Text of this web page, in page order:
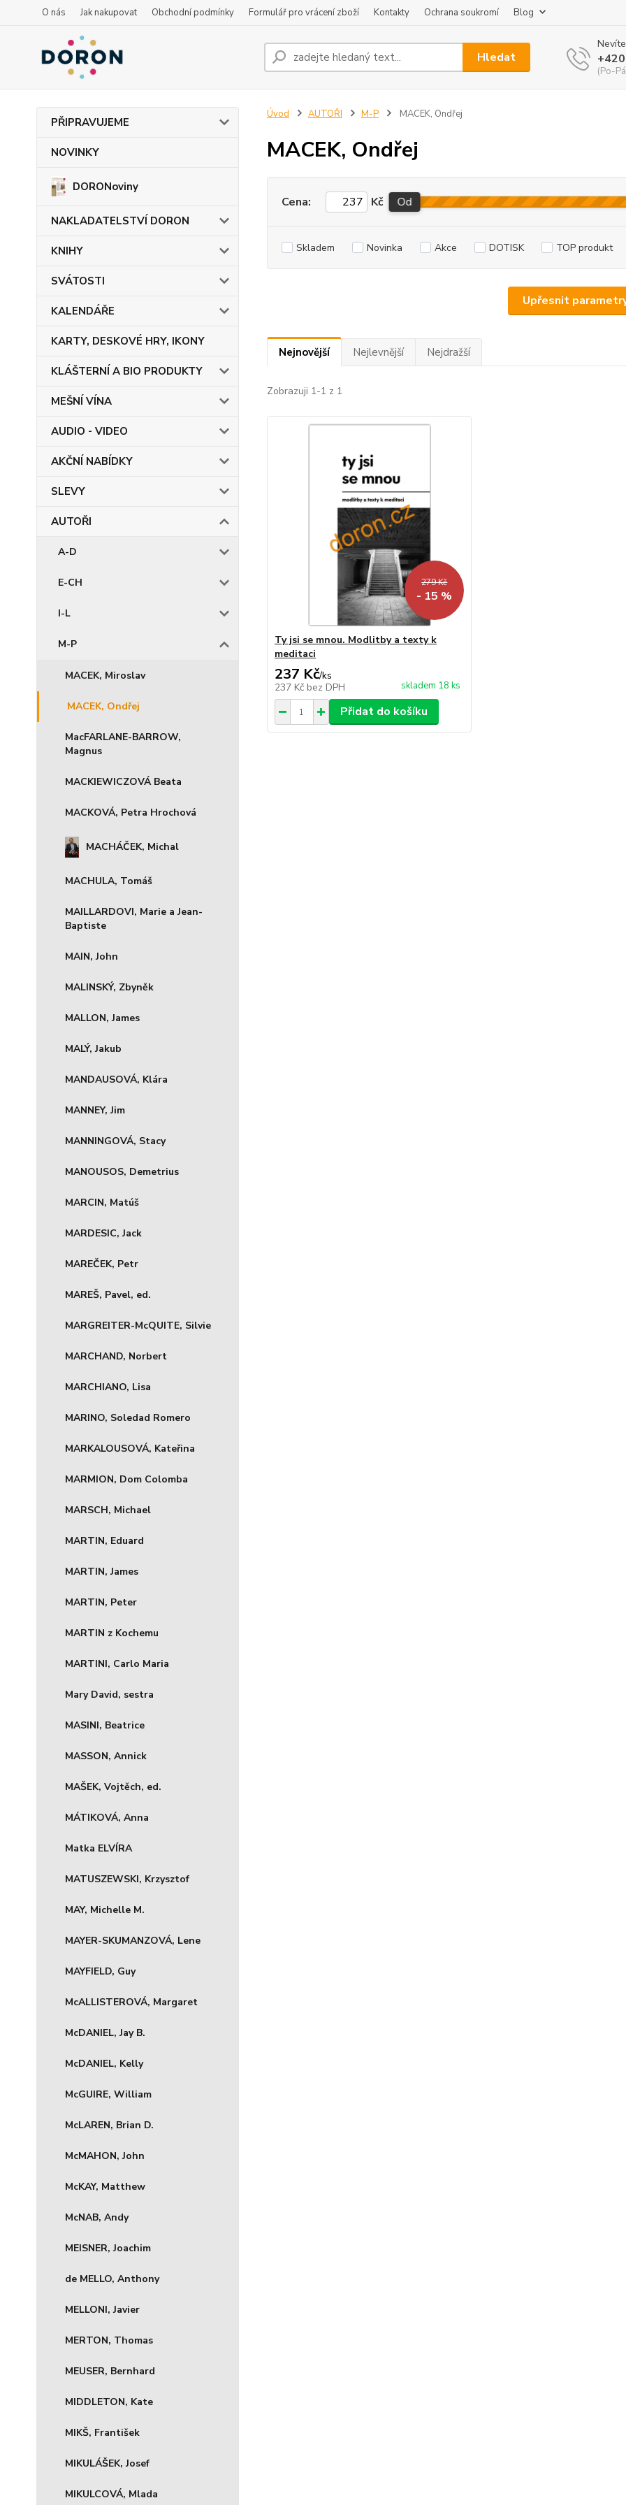
O nás Jak nakupovat Obchodní podmínky Formulář pro vrácení zboží Kontakty Ochrana soukromí Blog
Hledat
(Po-
PŘIPRAVUJEME
NOVINKY
DORONoviny
NAKLADATELSTVÍ DORON
KNIHY
SVÁTOSTI
KALENDÁŘE
KARTY, DESKOVÉ HRY, IKONY
KLÁŠTERNÍ A BIO PRODUKTY
MEŠNÍ VÍNA
AUDIO - VIDEO
AKČNÍ NABÍDKY
SLEVY
AUTOŘI
A-D
E-CH
I-L
M-P
MACEK, Miroslav
MACEK, Ondřej
MacFARLANE-BARROW,
Magnus
MACKIEWICZOVÁ Beata
MACKOVÁ, Petra Hrochová
MACHÁČEK, Michal
MACHULA, Tomáš
MAILLARDOVI, Marie a Jean-
Baptiste
MAIN, John
MALINSKÝ, Zbyněk
MALLON, James
MALÝ, Jakub
MANDAUSOVÁ, Klára
MANNEY, Jim
MANNINGOVÁ, Stacy
MANOUSOS, Demetrius
MARCIN, Matúš
MARDESIC, Jack
MAREČEK, Petr
MAREŠ, Pavel, ed.
MARGREITER-McQUITE, Silvie
MARCHAND, Norbert
MARCHIANO, Lisa
MARINO, Soledad Romero
MARKALOUSOVÁ, Kateřina
MARMION, Dom Colomba
MARSCH, Michael
MARTIN, Eduard
MARTIN, James
MARTIN, Peter
MARTIN z Kochemu
MARTINI, Carlo Maria
Mary David, sestra
MASINI, Beatrice
MASSON, Annick
MAŠEK, Vojtěch, ed.
MÁTIKOVÁ, Anna
Matka ELVÍRA
MATUSZEWSKI, Krzysztof
MAY, Michelle M.
MAYER-SKUMANZOVÁ, Lene
MAYFIELD, Guy
McALLISTEROVÁ, Margaret
McDANIEL, Jay B.
McDANIEL, Kelly
McGUIRE, William
McLAREN, Brian D.
McMAHON, John
McKAY, Matthew
McNAB, Andy
MEISNER, Joachim
de MELLO, Anthony
MELLONI, Javier
MERTON, Thomas
MEUSER, Bernhard
MIDDLETON, Kate
MIKŠ, František
MIKULÁŠEK, Josef
MIKULCOVÁ, Mlada
Úvod AUTOŘI M-P MACEK, Ondřej
MACEK, Ondřej
Upřesnit
Cena: Kč Od
Skladem Novinka Akce DOTISK TOP produkt
Nejnovější Nejlevnější Nejdražší
Zobrazuji 1-1 z 1
279 Kč
- 15 %
Ty jsi se mnou. Modlitby a texty k
meditaci
237 Kč/ks
237 Kč bez DPH skladem 18 ks
Přidat do košíku